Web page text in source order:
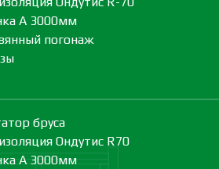
А 3000мм
погонаж
бруса
Ондутис R70
А 3000мм